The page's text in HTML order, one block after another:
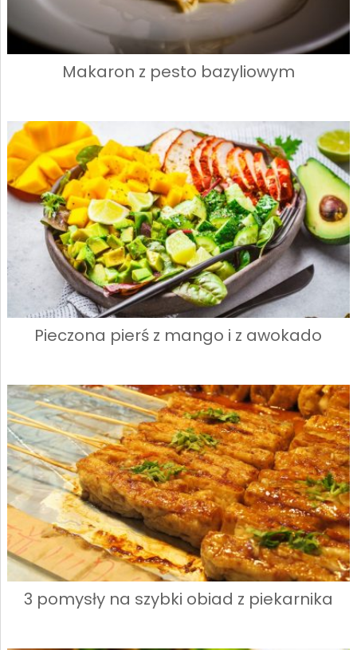
Makaron z pesto bazyliowym
Pieczona pierś z mango i z awokado
3 pomysły na szybki obiad z piekarnika